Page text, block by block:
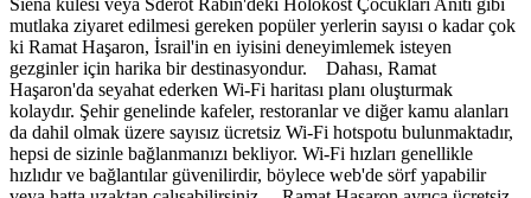
Siena kulesi veya Sderot Rabin'deki Holokost Çocukları Anıtı gibi
mutlaka ziyaret edilmesi gereken popüler yerlerin sayısı o kadar çok
ki Ramat Haşaron, İsrail'in en iyisini deneyimlemek isteyen
gezginler için harika bir destinasyondur. Dahası, Ramat
Haşaron'da seyahat ederken Wi-Fi haritası planı oluşturmak
kolaydır. Şehir genelinde kafeler, restoranlar ve diğer kamu alanları
da dahil olmak üzere sayısız ücretsiz Wi-Fi hotspotu bulunmaktadır,
hepsi de sizinle bağlanmanızı bekliyor. Wi-Fi hızları genellikle
hızlıdır ve bağlantılar güvenilirdir, böylece web'de sörf yapabilir